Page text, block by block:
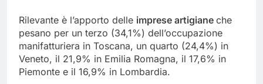
Rilevante è l’apporto delle imprese artigiane che
pesano per un terzo (34,1%) dell’occupazione
manifatturiera in Toscana, un quarto (24,4%) in
Veneto, il 21,9% in Emilia Romagna, il 17,6% in
Piemonte e il 16,9% in Lombardia.